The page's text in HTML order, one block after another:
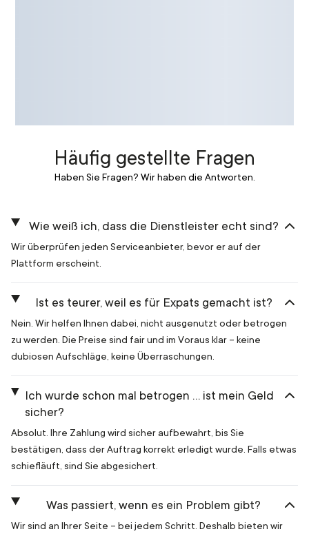
Häufig gestellte Fragen
Haben Sie Fragen? Wir haben die Antworten.
Wie weiß ich, dass die Dienstleister echt sind?
Wir überprüfen jeden Serviceanbieter, bevor er auf der
Plattform erscheint.
Ist es teurer, weil es für Expats gemacht ist?
Nein. Wir helfen Ihnen dabei, nicht ausgenutzt oder betrogen
zu werden. Die Preise sind fair und im Voraus klar – keine
dubiosen Aufschläge, keine Überraschungen.
Ich wurde schon mal betrogen … ist mein Geld
sicher?
Absolut. Ihre Zahlung wird sicher aufbewahrt, bis Sie
bestätigen, dass der Auftrag korrekt erledigt wurde. Falls etwas
schiefläuft, sind Sie abgesichert.
Was passiert, wenn es ein Problem gibt?
Wir sind an Ihrer Seite – bei jedem Schritt. Deshalb bieten wir